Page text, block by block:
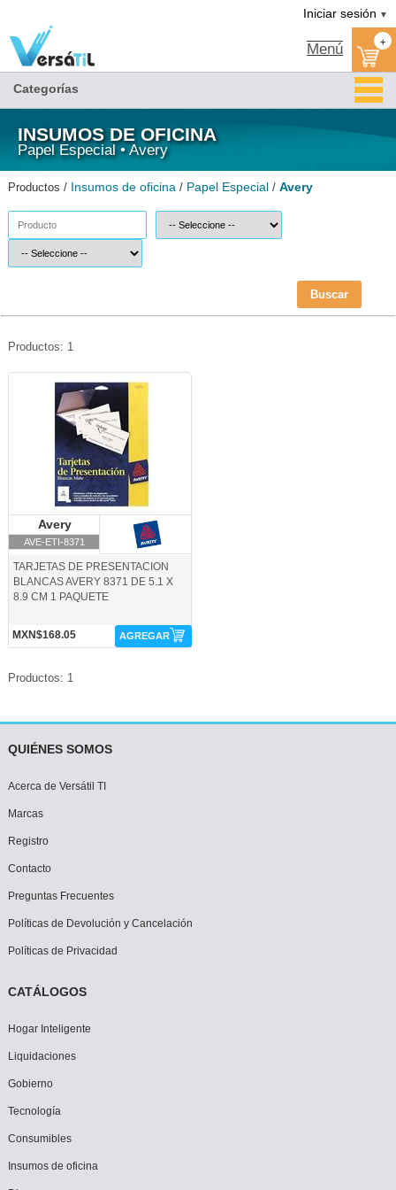
Iniciar sesión ▼
Menú +
Categorías
INSUMOS DE OFICINA
Papel Especial • Avery
Productos / Insumos de oficina / Papel Especial / Avery
Buscar
Productos: 1
AVE-ETI-8371-Avery
Avery
AVE-ETI-8371
TARJETAS DE PRESENTACION
BLANCAS AVERY 8371 DE 5.1 X
8.9 CM 1 PAQUETE
MXN$168.05 AGREGAR
Productos: 1
QUIÉNES SOMOS
Acerca de Versátil TI
Marcas
Registro
Contacto
Preguntas Frecuentes
Políticas de Devolución y Cancelación
Políticas de Privacidad
CATÁLOGOS
Hogar Inteligente
Liquidaciones
Gobierno
Tecnología
Consumibles
Insumos de oficina